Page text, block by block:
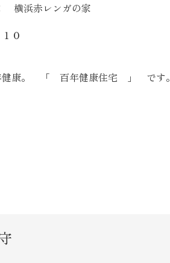
ンガの家
０
健康。 「 百年健康住宅 」 です。